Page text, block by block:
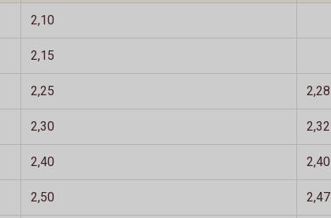
2,10
2,15
2,25 2,28
2,30 2,32
2,40 2,40
2,50 2,47